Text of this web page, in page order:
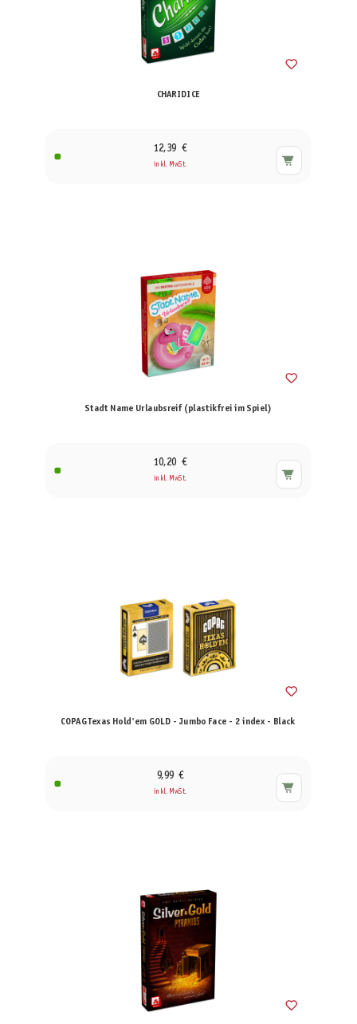
CHARIDICE
12,39 €
inkl. MwSt.
Stadt Name Urlaubsreif (plastikfrei im Spiel)
10,20 €
inkl. MwSt.
COPAG Texas Hold'em GOLD - Jumbo Face - 2 index - Black
9,99 €
inkl. MwSt.